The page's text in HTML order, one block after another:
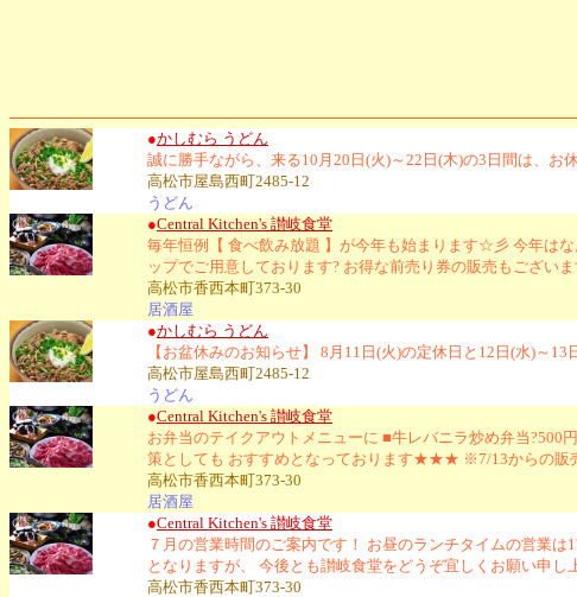
●かしむら うどん
誠に勝手ながら、来る10月20日(火)～22日(木)の3日間は、お
高松市屋島西町2485-12
うどん
●Central Kitchen's 讃岐食堂
毎年恒例【 食べ飲み放題 】が今年も始まります☆彡 今年は
ップでご用意しております? お得な前売り券の販売もござい
高松市香西本町373-30
居酒屋
●かしむら うどん
【お盆休みのお知らせ】 8月11日(火)の定休日と12日(水)～
高松市屋島西町2485-12
うどん
●Central Kitchen's 讃岐食堂
お弁当のテイクアウトメニューに ■牛レバニラ炒め弁当?500
策としても おすすめとなっております★★★ ※7/13からの販
高松市香西本町373-30
居酒屋
●Central Kitchen's 讃岐食堂
７月の営業時間のご案内です！ お昼のランチタイムの営業
となりますが、 今後とも讃岐食堂をどうぞ宜しくお願い申
高松市香西本町373-30